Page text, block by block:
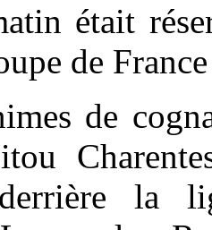
était
de
de
derrière la